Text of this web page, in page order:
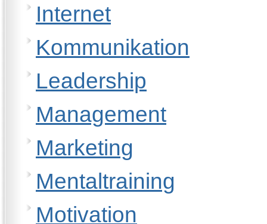
Internet
Kommunikation
Leadership
Management
Marketing
Mentaltraining
Motivation